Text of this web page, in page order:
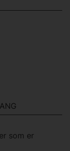
som er